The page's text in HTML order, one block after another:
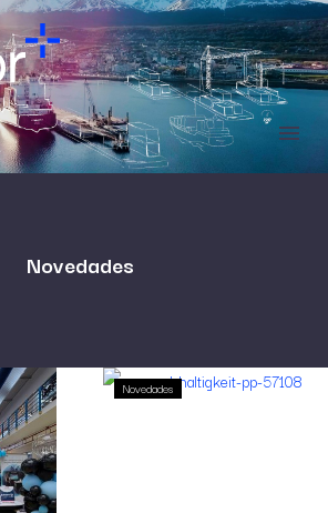
Novedades
Novedades